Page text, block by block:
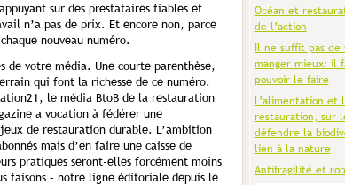
sur des prestataires fiables et
n’a pas de prix. Et encore non, parce
nouveau numéro.
de votre média. Une courte parenthèse,
qui font la richesse de ce numéro.
le média BtoB de la restauration
a vocation à fédérer une
de restauration durable. L’ambition
mais d’en faire une caisse de
pratiques seront-elles forcément moins
faisons – notre ligne éditoriale depuis le
Océan et
de l’action
Il ne suffit pas de
manger mieux: il
pouvoir le faire
L’alimentation et
restauration, sur
défendre la
lien à la nature
Antifragilité et